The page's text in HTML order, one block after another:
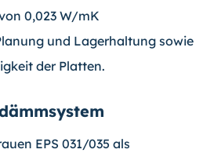
0,023 W/mK
und Lagerhaltung sowie
der Platten.
EPS 031/035 als